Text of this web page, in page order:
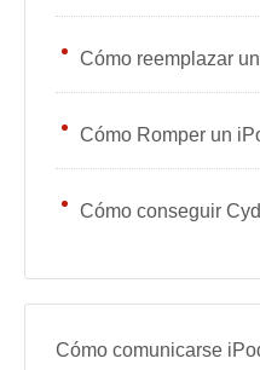
Cómo reemplazar
Cómo Romper un
Cómo conseguir
Cómo comunicarse